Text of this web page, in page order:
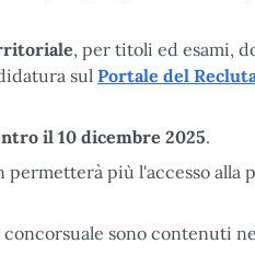
, per titoli ed esami,
sul Portale del
il 10 dicembre 2025.
più l'accesso alla
sono contenuti